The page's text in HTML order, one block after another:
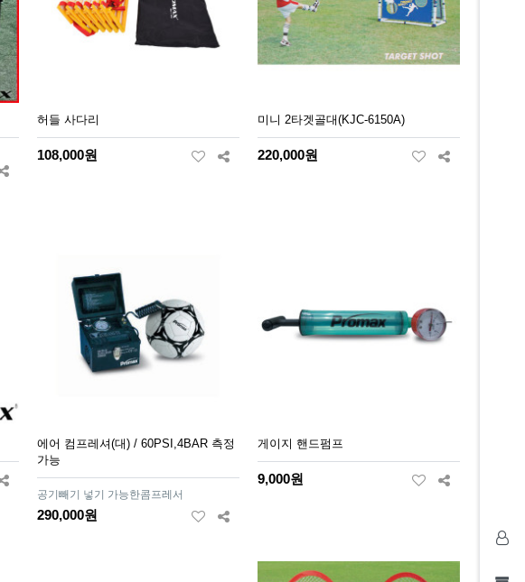
허들 사다리
108,000원
미니 2타겟골대(KJC-6150A)
220,000원
에어 컴프레셔(대) / 60PSI,4BAR 측정
가능
공기빼기 넣기 가능한콤프레서
290,000원
게이지 핸드펌프
9,000원